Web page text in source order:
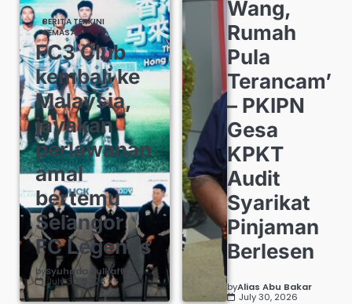
BERITA TERKINI
SEMASA
FC3 Club
kembali ke
Malaysia,
jayakan
perlawanan
amal
bertemu
Selangor
FC Legends
bySyuhada Zulkafli
July 30, 2026
Wang,
Rumah
Pula
Terancam’
– PKIPN
Gesa
KPKT
Audit
Syarikat
Pinjaman
Berlesen
byAlias Abu Bakar
July 30, 2026